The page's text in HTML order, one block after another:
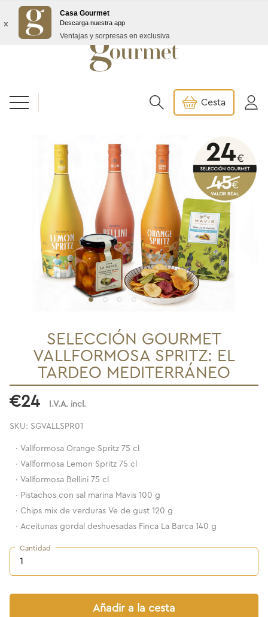
Envío GRATIS a partir de 99€/145€ Baleares
Cesta
SELECCIÓN GOURMET
VALLFORMOSA SPRITZ: EL
TARDEO MEDITERRÁNEO
€24
I.V.A. incl.
SKU: SGVALLSPR01
· Vallformosa Orange Spritz 75 cl
· Vallformosa Lemon Spritz 75 cl
· Vallformosa Bellini 75 cl
· Pistachos con sal marina Mavis 100 g
· Chips mix de verduras Ve de gust 120 g
· Aceitunas gordal deshuesadas Finca La Barca 140 g
Cantidad
Añadir a la cesta
x
Casa Gourmet
Descarga nuestra app
Ventajas y sorpresas en exclusiva